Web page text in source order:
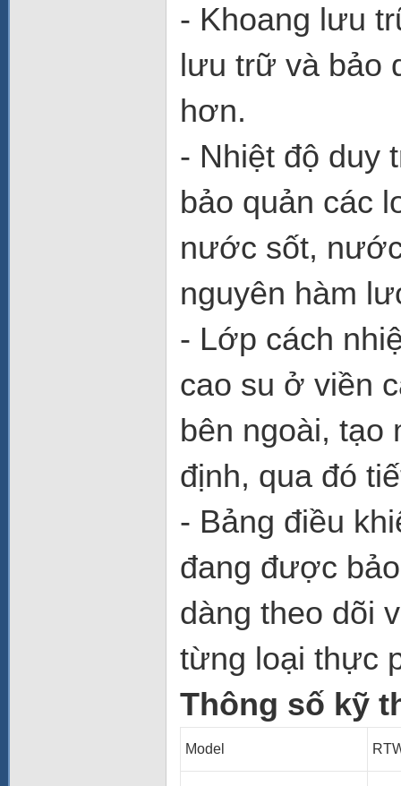
- Khoang lưu
lưu trữ và bảo
hơn.
- Nhiệt độ duy
bảo quản các
nước sốt,
nguyên hàm
- Lớp cách
cao su ở viền
bên ngoài, tạo
định, qua đó
- Bảng điều
đang được
dàng theo dõi
từng loại thực
Thông số kỹ
Model